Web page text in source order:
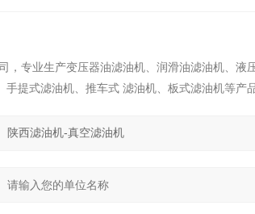
，专业生产变压器油滤油机、润滑油滤油机、
手提式滤油机、推车式 滤油机、板式滤油机等产